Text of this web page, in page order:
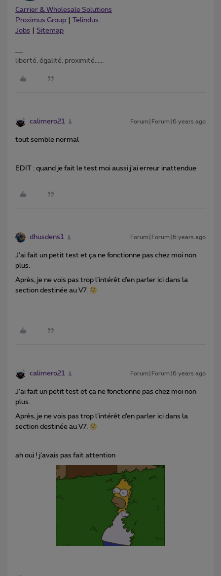
Carrier & Wholesale Solutions
Proximus Group
Telindus
Jobs
Sitemap
liberté, égalité, proximité......
calimero21 Forum|Forum|6 years ago
tout semble normal
EDIT : quand je fait le test moi aussi j’ai erreur inattendue
dhusdens1 Forum|Forum|6 years ago
J’ai fait un petit test et ça ne fonctionne pas chez moi non
plus.
Après, je ne vois pas trop l’intérêt d’en parler ici dans la
section destinée au V7.
calimero21 Forum|Forum|6 years ago
J’ai fait un petit test et ça ne fonctionne pas chez moi non
plus.
Après, je ne vois pas trop l’intérêt d’en parler ici dans la
section destinée au V7.
ah oui ! j’avais pas fait attention